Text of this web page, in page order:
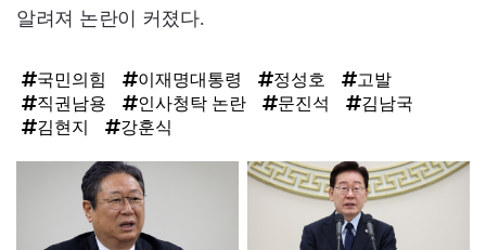
알려져 논란이 커졌다.
국민의힘 이재명대통령 정성호
고발
직권남용
인사청탁 논란 문진석
김남국
김현지
강훈식